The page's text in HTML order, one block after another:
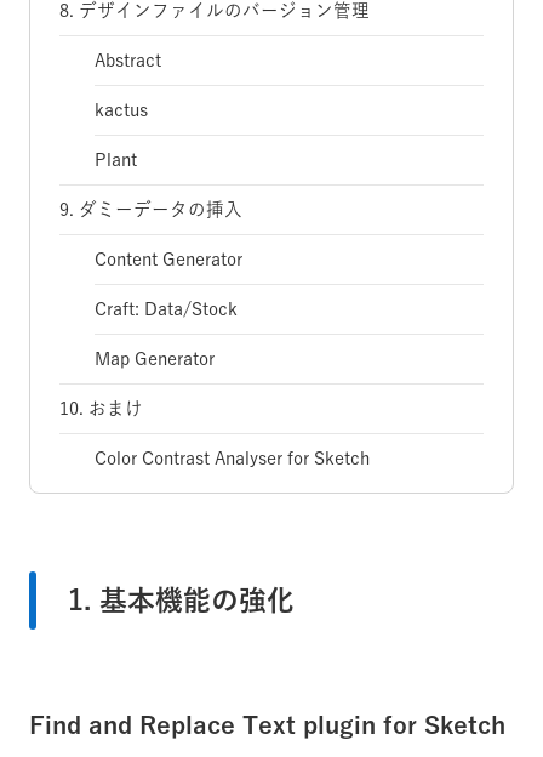
8. デザインファイルのバージョン管理
Abstract
kactus
Plant
9. ダミーデータの挿入
Content Generator
Craft: Data/Stock
Map Generator
10. おまけ
Color Contrast Analyser for Sketch
1. 基本機能の強化
Find and Replace Text plugin for Sketch